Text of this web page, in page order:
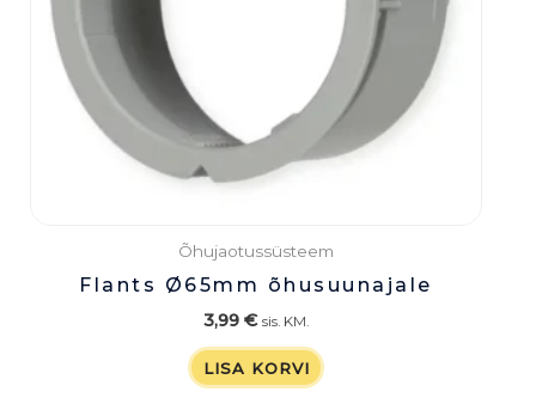
Õhujaotussüsteem
Flants Ø65mm õhusuunajale
3,99 € sis. KM.
LISA KORVI